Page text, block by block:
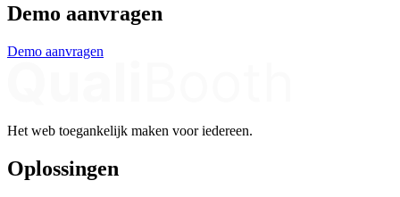
Demo aanvragen
Demo aanvragen
Het web toegankelijk maken voor iedereen.
Oplossingen